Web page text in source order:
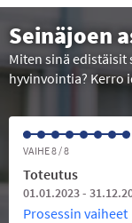
Seinäjoen
Miten sinä
hyvinvointia? Kerro
VAIHE 8 / 8
Toteutus
01.01.2023 -
Prosessin vaiheet